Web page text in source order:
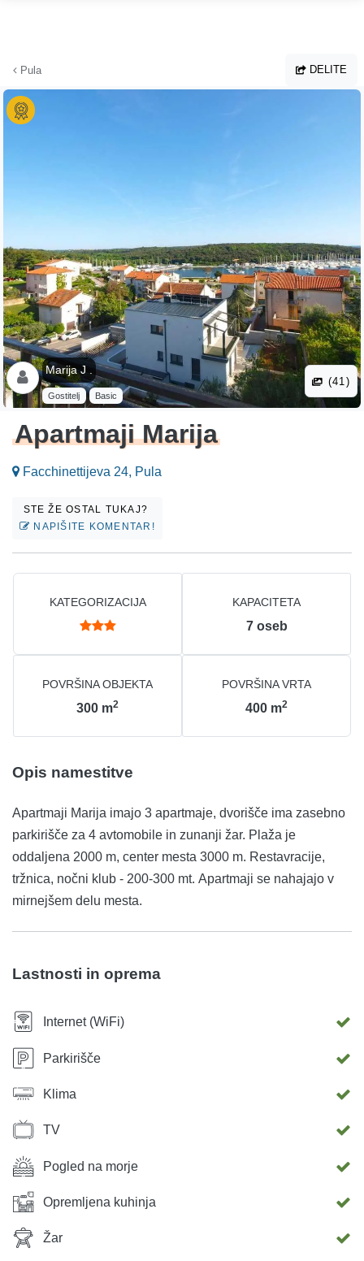
Pula DELITE
Marija J .
Gostitelj Basic
(41)
Apartmaji Marija
Facchinettijeva 24, Pula
STE ŽE OSTAL TUKAJ?
NAPIŠITE KOMENTAR!
KATEGORIZACIJA KAPACITETA
7 oseb
POVRŠINA OBJEKTA
300 m2
POVRŠINA VRTA
400 m2
Opis namestitve
Apartmaji Marija imajo 3 apartmaje, dvorišče ima zasebno
parkirišče za 4 avtomobile in zunanji žar. Plaža je
oddaljena 2000 m, center mesta 3000 m. Restavracije,
tržnica, nočni klub - 200-300 mt. Apartmaji se nahajajo v
mirnejšem delu mesta.
Lastnosti in oprema
Internet (WiFi)
Parkirišče
Klima
TV
Pogled na morje
Opremljena kuhinja
Žar